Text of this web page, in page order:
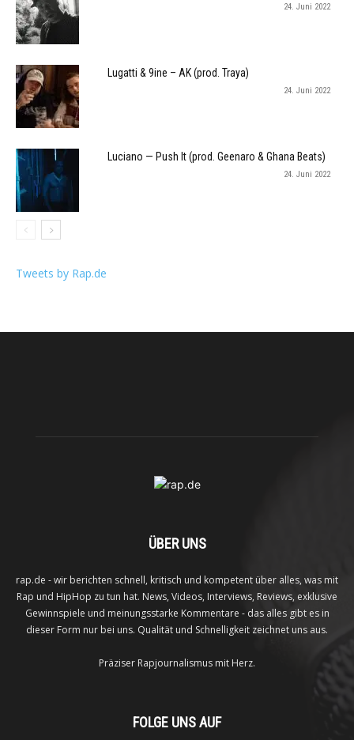
24. Juni 2022
Lugatti & 9ine – AK (prod. Traya)
24. Juni 2022
Luciano — Push It (prod. Geenaro & Ghana Beats)
24. Juni 2022
Tweets by Rap.de
ÜBER UNS
rap.de - wir berichten schnell, kritisch und kompetent über alles, was mit
Rap und HipHop zu tun hat. News, Videos, Interviews, Reviews, exklusive
Gewinnspiele und meinungsstarke Kommentare - das alles gibt es in
dieser Form nur bei uns. Qualität und Schnelligkeit zeichnet uns aus.
Präziser Rapjournalismus mit Herz.
FOLGE UNS AUF